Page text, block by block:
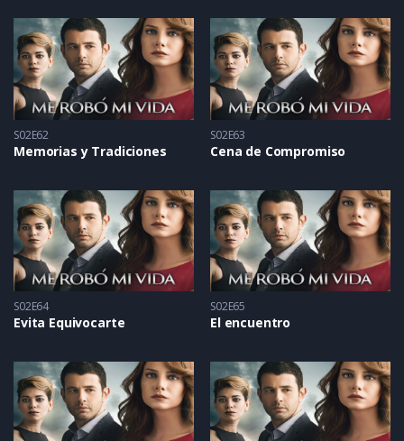
S02E62
Memorias y Tradiciones
S02E63
Cena de Compromiso
S02E64
Evita Equivocarte
S02E65
El encuentro